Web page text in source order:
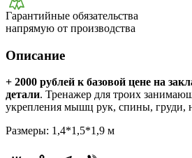
Гарантийные обязательства
напрямую от производства
Описание
+ 2000 рублей к базовой цене на
детали. Тренажер для троих
укрепления мышц рук, спины, груди,
Размеры: 1,4*1,5*1,9 м